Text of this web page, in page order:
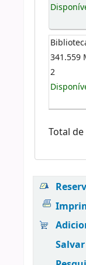
341.559
2
Total